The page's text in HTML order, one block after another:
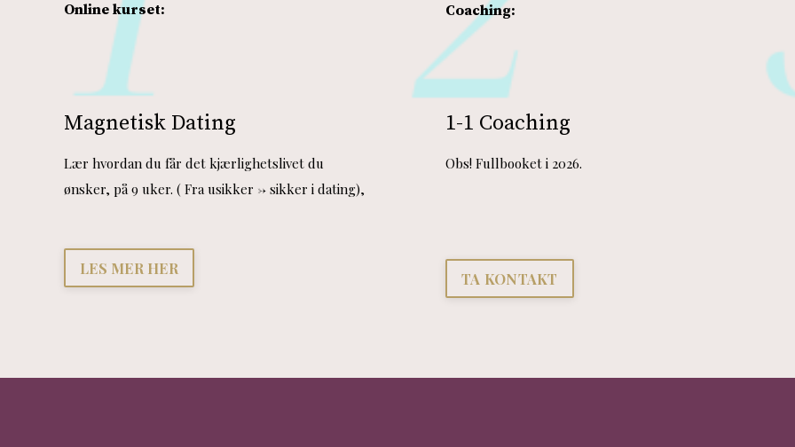
Online kurset:
Magnetisk Dating
Lær hvordan du får det kjærlighetslivet du
ønsker, på 9 uker. ( Fra usikker -> sikker i dating),
LES MER HER
Coaching:
1-1 Coaching
Obs! Fullbooket i 2026.
TA KONTAKT